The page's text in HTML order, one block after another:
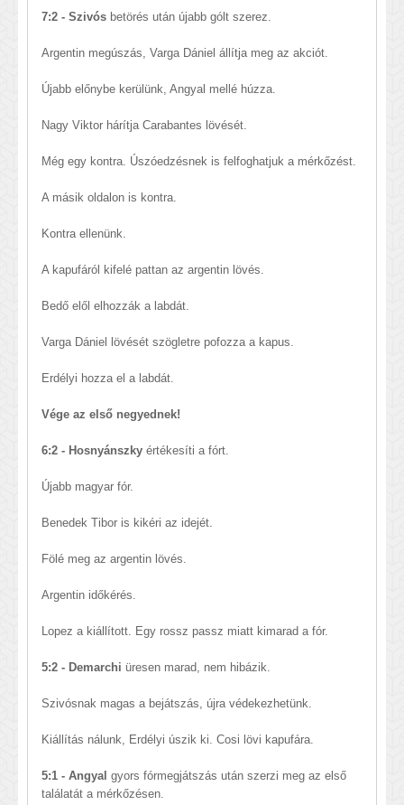
7:2 - Szivós betörés után újabb gólt szerez.
Argentin megúszás, Varga Dániel állítja meg az akciót.
Újabb előnybe kerülünk, Angyal mellé húzza.
Nagy Viktor hárítja Carabantes lövését.
Még egy kontra. Úszóedzésnek is felfoghatjuk a mérkőzést.
A másik oldalon is kontra.
Kontra ellenünk.
A kapufáról kifelé pattan az argentin lövés.
Bedő elől elhozzák a labdát.
Varga Dániel lövését szögletre pofozza a kapus.
Erdélyi hozza el a labdát.
Vége az első negyednek!
6:2 - Hosnyánszky értékesíti a fórt.
Újabb magyar fór.
Benedek Tibor is kikéri az idejét.
Fölé meg az argentin lövés.
Argentin időkérés.
Lopez a kiállított. Egy rossz passz miatt kimarad a fór.
5:2 - Demarchi üresen marad, nem hibázik.
Szivósnak magas a bejátszás, újra védekezhetünk.
Kiállítás nálunk, Erdélyi úszik ki. Cosi lövi kapufára.
5:1 - Angyal gyors fórmegjátszás után szerzi meg az első
találatát a mérkőzésen.